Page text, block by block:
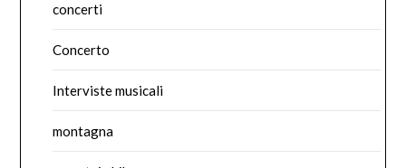
concerti
Concerto
Interviste musicali
montagna